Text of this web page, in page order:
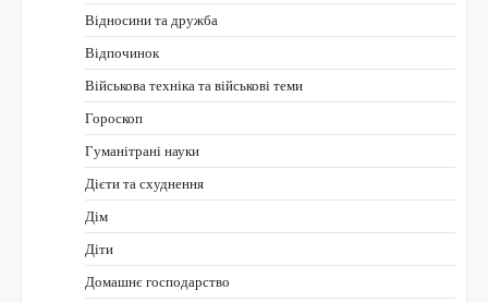
Відносини та дружба
Відпочинок
Військова техніка та військові теми
Гороскоп
Гуманітрані науки
Дієти та схуднення
Дім
Діти
Домашнє господарство